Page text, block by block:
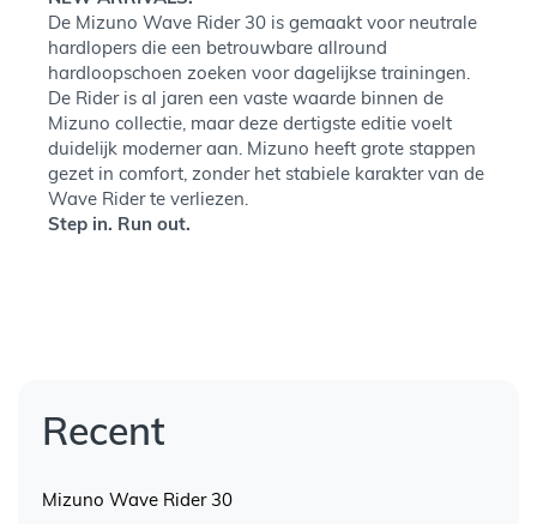
De Mizuno Wave Rider 30 is gemaakt voor neutrale
hardlopers die een betrouwbare allround
hardloopschoen zoeken voor dagelijkse trainingen.
De Rider is al jaren een vaste waarde binnen de
Mizuno collectie, maar deze dertigste editie voelt
duidelijk moderner aan. Mizuno heeft grote stappen
gezet in comfort, zonder het stabiele karakter van de
Wave Rider te verliezen.
Step in. Run out.
Recent
Mizuno Wave Rider 30